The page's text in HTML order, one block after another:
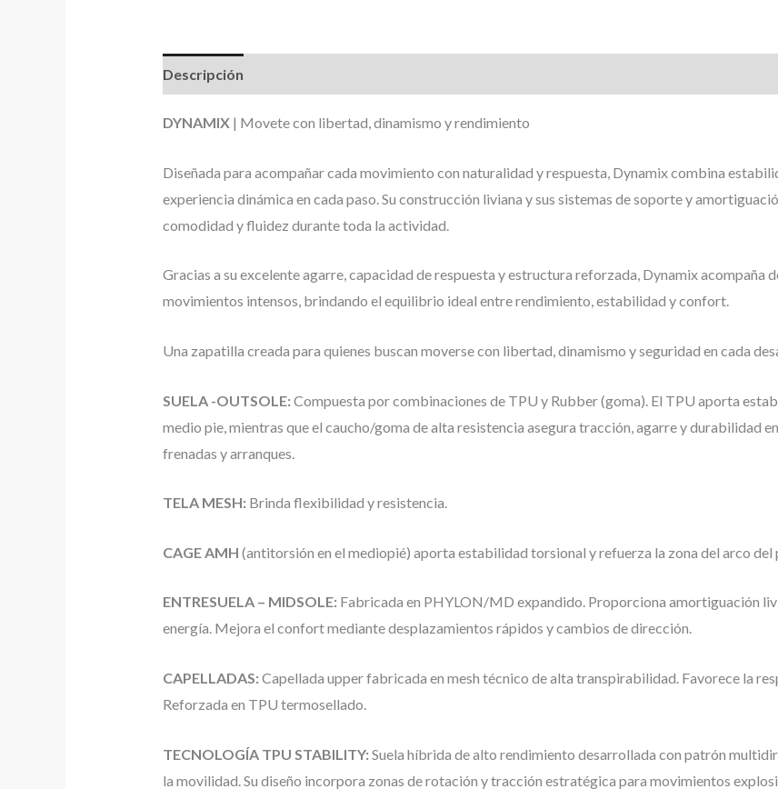
Descripción
DYNAMIX| Movete con libertad, dinamismo y rendimiento
Diseñada para acompañar cada movimiento con naturalidad y respuesta, Dynamix combina
experiencia dinámica en cada paso. Su construcción liviana y sus sistemas de soporte y
comodidad y fluidez durante toda la actividad.
Gracias a su excelente agarre, capacidad de respuesta y estructura reforzada, Dynamix acompaña
movimientos intensos, brindando el equilibrio ideal entre rendimiento, estabilidad y confort.
Una zapatilla creada para quienes buscan moverse con libertad, dinamismo y seguridad en cada
SUELA -OUTSOLE: Compuesta por combinaciones de TPU y Rubber (goma). El TPU aporta
medio pie, mientras que el caucho/goma de alta resistencia asegura tracción, agarre y durabilidad
frenadas y arranques.
TELA MESH: Brinda flexibilidad y resistencia.
CAGE AMH (antitorsión en el mediopié) aporta estabilidad torsional y refuerza la zona del arco del
ENTRESUELA – MIDSOLE: Fabricada en PHYLON/MD expandido. Proporciona amortiguación
energía. Mejora el confort mediante desplazamientos rápidos y cambios de dirección.
CAPELLADAS: Capellada upper fabricada en mesh técnico de alta transpirabilidad. Favorece la
Reforzada en TPU termosellado.
TECNOLOGÍA TPU STABILITY: Suela híbrida de alto rendimiento desarrollada con patrón
la movilidad. Su diseño incorpora zonas de rotación y tracción estratégica para movimientos